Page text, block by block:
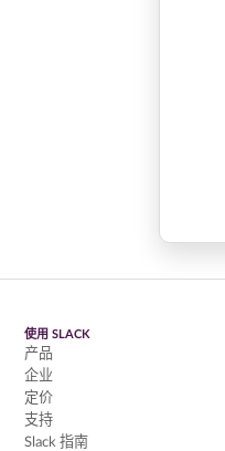
使用 SLACK
产品
企业
定价
支持
Slack 指南